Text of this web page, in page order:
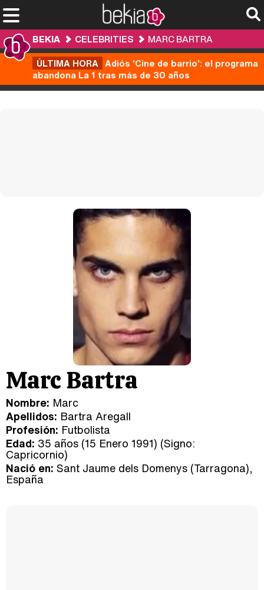
BEKIA CELEBRITIES
MARC BARTRA
ÚLTIMA HORA Adiós 'Cine de barrio': el programa
abandona La 1 tras más de 30 años
Marc Bartra
Nombre: Marc
Apellidos: Bartra Aregall
Profesión: Futbolista
Edad: 35 años (15 Enero 1991) (Signo:
Capricornio)
Nació en: Sant Jaume dels Domenys (Tarragona),
España